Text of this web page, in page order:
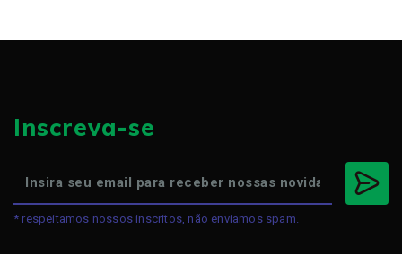
Inscreva-se
* respeitamos nossos inscritos, não enviamos spam.